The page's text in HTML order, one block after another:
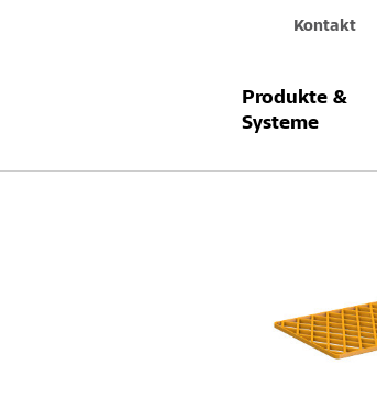
Kontakt
Produkte &
Systeme
Produkte & Systeme